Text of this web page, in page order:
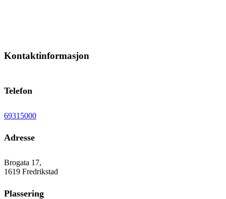
Kontaktinformasjon
Telefon
69315000
Adresse
Brogata 17,
1619 Fredrikstad
Plassering